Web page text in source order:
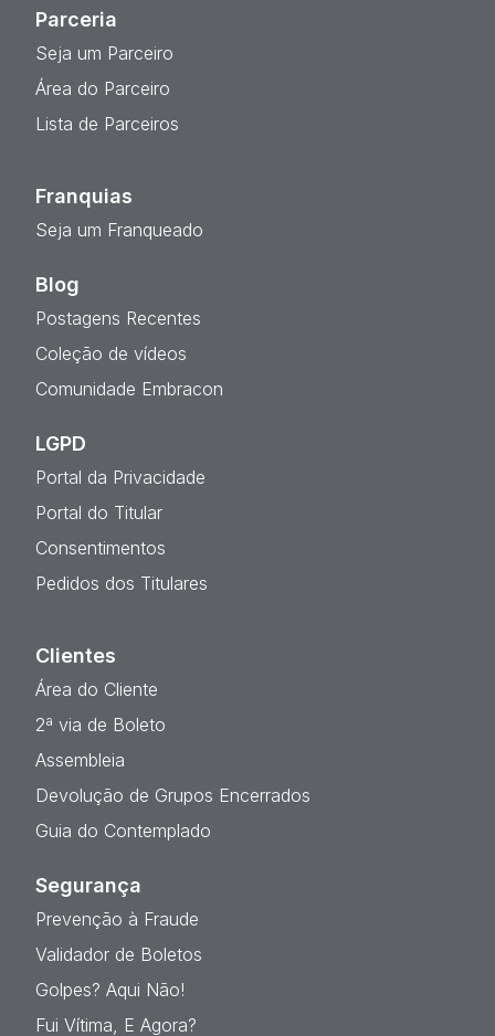
Parceria
Seja um Parceiro
Área do Parceiro
Lista de Parceiros
Franquias
Seja um Franqueado
Blog
Postagens Recentes
Coleção de vídeos
Comunidade Embracon
LGPD
Portal da Privacidade
Portal do Titular
Consentimentos
Pedidos dos Titulares
Clientes
Área do Cliente
2ª via de Boleto
Assembleia
Devolução de Grupos Encerrados
Guia do Contemplado
Segurança
Prevenção à Fraude
Validador de Boletos
Golpes? Aqui Não!
Fui Vítima, E Agora?